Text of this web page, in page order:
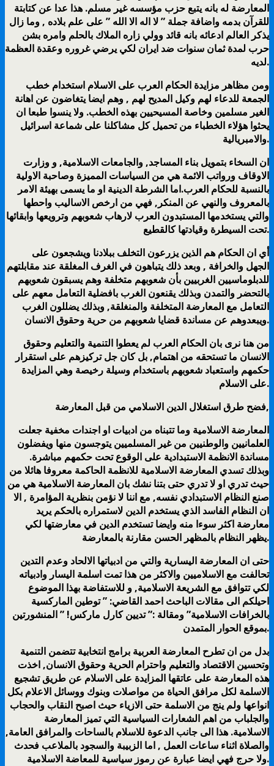
المعارضة له بانه يتبع حزب مؤسسه غير مسلم. هذا عدا عن كتابتة
للقرآن بدمه واضافة جملة ” لا اله الا الله ” على علم بلاده , وما زال
يذكر العالم ادعائه بانه قائد وولي زاره الملاك بالحلم وامره بشن
حرب لمدة ثمان سنوات ضد ايران لكي يرضي غروره وعقدة العظمة
لديه.
ومن مظاهر مزايدة الحكام العرب على الاسلام استخدام خطب
الجمعة للدعاء لهم وكيل المديح لهم , وهم ايضا يتغاضون عن اهانة
الغير مسلمين وخاصة المسيحيين بهذه الخطب. ولا ينسوا طبعا ان
يحثوا هؤلاء الخطباء من تحميل كل مشاكلنا على شماعة اسرائيل
والامبريالية.
ان السخاء بتمويل بناء المساجد, والجامعات الاسلامية, و وزارت
الاوقاف ورواتب الائمة هي من السياسات المميزة وصاحبة الاولية
بالنسبة للحكام العرب.اما الشرطة الدينية او ما يسمى بهيئة الامر
بالمعروف والنهي عن المنكر, فهي من ارخص الاساليب واحطها
والتي يستخدمها المستبدون العرب لارهاب شعوبهم وترويعها وابقائها
تحت السيطرة وقيادتها كالقطيع.
الجهل والخرافة , وبعد ذلك يتباهون في الغرف المغلقة عند مقابلتهم
للدبلوماسيين الغربيين بأن شعوبهم متخلفة وهم يسبقون شعوبهم
بالتحضر والتمدن وبذلك يقنعون الغرب بافضلية التعامل معهم على
التعامل مع المعارضة المتخلفة والمنغلقة, وبذلك يضللون الغرب
ويبعدوهم عن مساندة قضايا شعوبهم من حرية وحقوق الانسان.
الانسان ما تستحقه من اهتمام, بل كان جل تركيزهم على استقرار
حكمهم واستعباد شعوبهم باستخدام وسيلة رخيصة وهي المزايدة
على الاسلام.
فضح طرق استغلال الدين الاسلامي من قبل المعارضة,
العلمانيين والوطنيين من غير المسلميين يتوجسون منها ويفضلون
مساندة الانظمة الاستبدادية على الوقوع تحت حكمهم مباشرة.
وبذلك تسدي المعارضة الاسلامية للانظمة الحاكمة معروفا هائلا من
حيث تدري او لا تدري حتى بتنا نشك بان المعارضة الاسلامية هي من
صنع النظام الاستبدادي نفسه, مع اننا لا نؤمن بنظرية المؤامرة , الا
ان النظام الفاسد الذي يستخدم الدين لاستمراره بالحكم يريد
معارضة اكثر سوءا منه وايضا تستخدم الدين في معارضتها لكي
يظهر النظام بالمظهر الحسن مقارنة بالمعارضة.
تحالفت مع الاسلاميين والاكثر من هذا تمت اسلمة اليسار وادبياته
لكي تتوافق مع الشريعة الاسلامية, و للاستفاضة بهذا الموضوع
احيلكم الى مقالات الباحث احمد القاضي: ” توطين الماركسية
بالخرافات الاسلامية” ومقالة :” تديين كارل ماركس! ” المنشورتين
بموقع الحوار المتمدن.
بدل من ان تطرح المعارضة العربية برامج انتخابية تتضمن التنمية
وتحسين الاقتصاد والتعليم واحترام الحرية وحقوق الانسان, اخذت
هذه المعارضة على عاتقها المزايدة على الاسلام عن طريق تشجيع
الاسلمة لكل مرافق الحياة من مواصلات وبنوك ووسائل الاعلام بكل
انواعها ولم ينج من الاسلمة حتى الازياء حيث اصبح النقاب والحجاب
والجلباب من اهم الشعارات السياسية التي تميز المعارضة
الاسلامية. هذا الى جانب الدعوة للاسلام بالساحات والمرافق العامة,
والصلاة اثناء ساعات العمل , اما الزبيبة والسجود بالملاعب فحدث
ولا حرج فهي ايضا عبارة عن رموز سياسية للمعاضة الاسلامية.